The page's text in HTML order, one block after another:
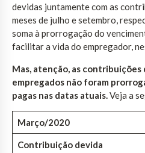
devidas juntamente com as
meses de julho e setembro,
soma à prorrogação do
facilitar a vida do empregador,
Mas, atenção, as contribuições
empregados não foram
pagas nas datas atuais.Veja a
Março/2020
Contribuição devida